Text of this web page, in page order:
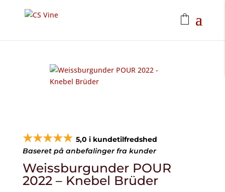
★★★★★ 5,0 i kundetilfredshed
Baseret på anbefalinger fra kunder
Weissburgunder POUR
2022 – Knebel Brüder